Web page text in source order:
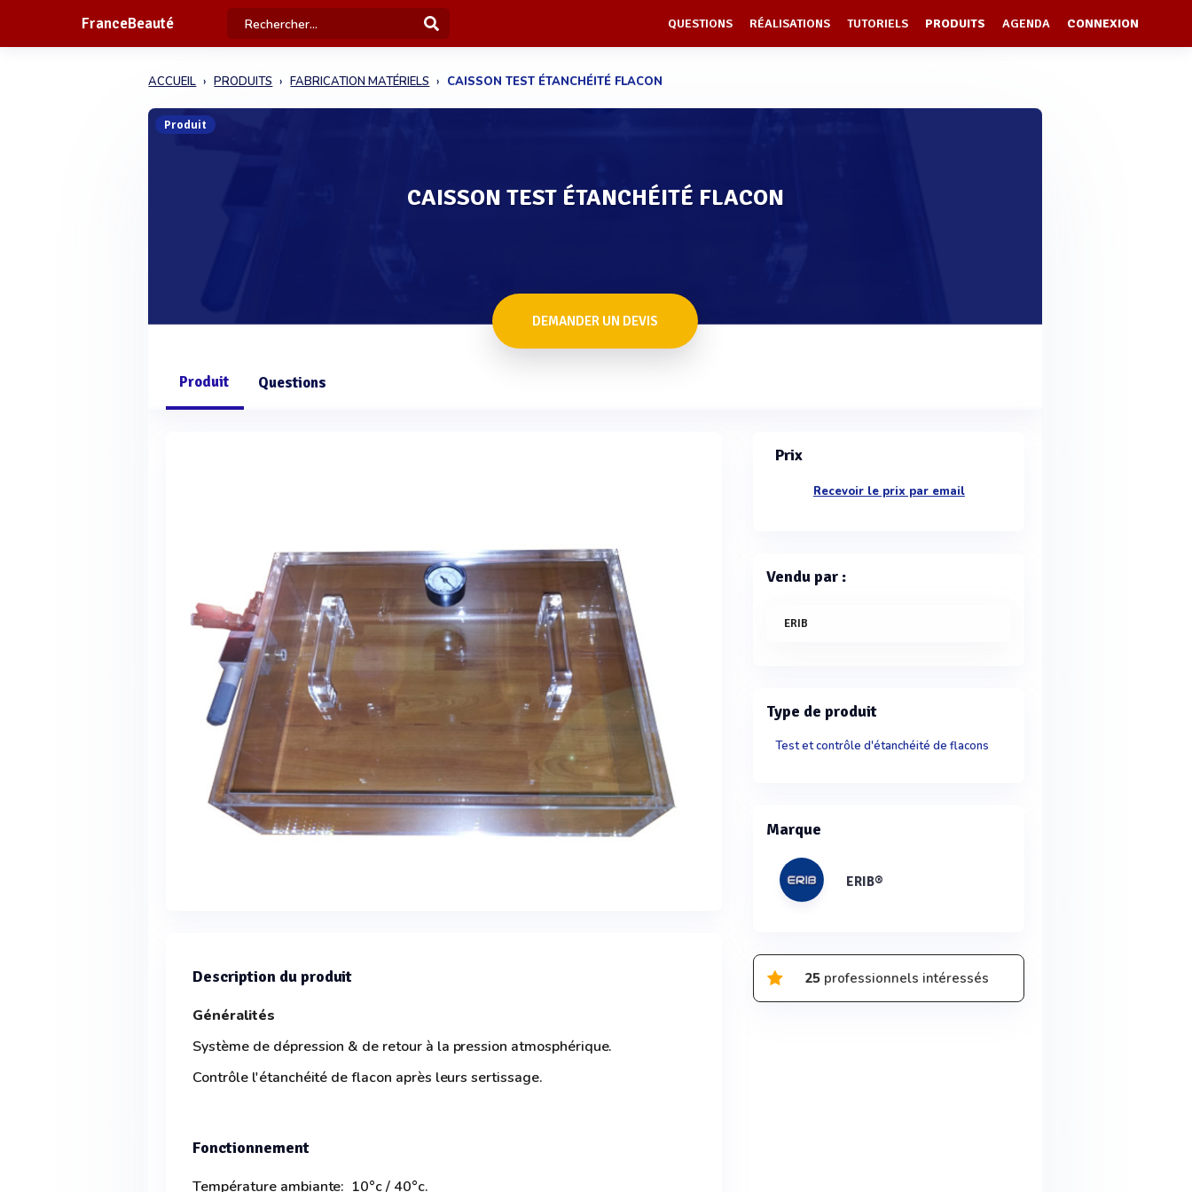
FranceBeauté QUESTIONS RÉALISATIONS TUTORIELS PRODUITS AGENDA CONNEXION
ACCUEIL PRODUITS FABRICATION MATÉRIELS CAISSON TEST ÉTANCHÉITÉ FLACON
Produit
CAISSON TEST ÉTANCHÉITÉ FLACON
DEMANDER UN DEVIS
Produit Questions
Description du produit
Généralités
Système de dépression & de retour à la pression atmosphérique.
Contrôle l'étanchéité de flacon après leurs sertissage.
Fonctionnement
Température ambiante: 10°c / 40°c.
Prix
Recevoir le prix par email
Vendu par :
ERIB
Type de produit
Test et contrôle d'étanchéité de flacons
Marque
ERIB®
25 professionnels intéressés